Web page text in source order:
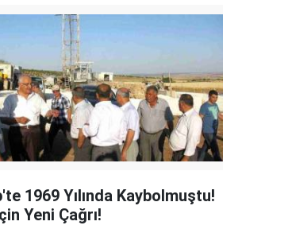
1969 Yılında Kaybolmuştu!
Yeni Çağrı!